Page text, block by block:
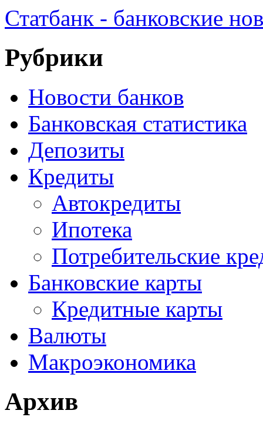
Статбанк - банковские
Рубрики
Новости банков
Банковская статистика
Депозиты
Кредиты
Автокредиты
Ипотека
Потребительские
Банковские карты
Кредитные карты
Валюты
Макроэкономика
Архив